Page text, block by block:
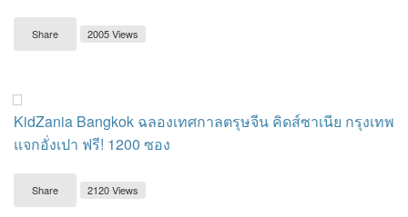
ไลฟ์สไตล์
Share 2005 Views
KidZania Bangkok ฉลองเทศกาลตรุษจีน คิดส์ซาเนีย กรุงเทพ
แจกอั่งเปา ฟรี! 1200 ซอง
Share 2120 Views